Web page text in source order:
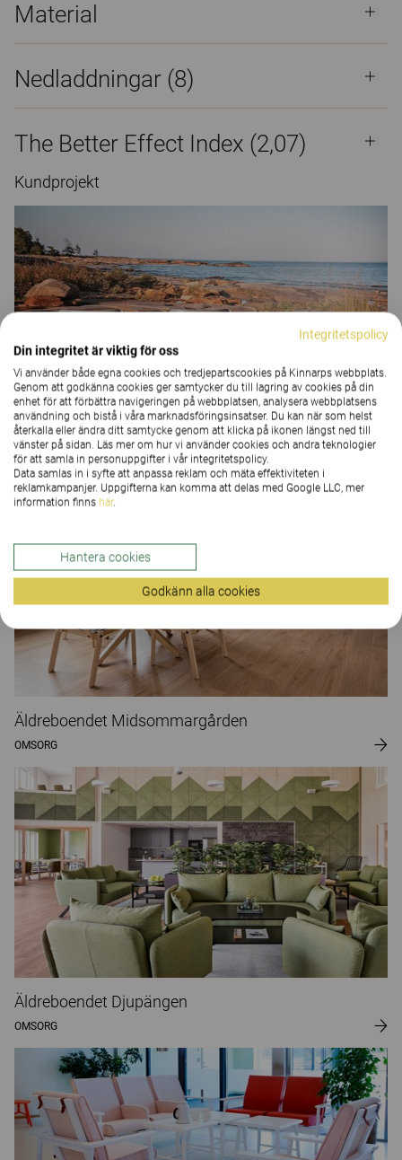
Material
Nedladdningar (8)
The Better Effect Index (2,07)
Kundprojekt
Återbesök Djupängen
OMSORG
Äldreboendet Midsommargården
OMSORG
Äldreboendet Djupängen
OMSORG
Integritetspolicy
Din integritet är viktig för oss
Vi använder både egna cookies och tredjepartscookies på Kinnarps webbplats.
Genom att godkänna cookies ger samtycker du till lagring av cookies på din
enhet för att förbättra navigeringen på webbplatsen, analysera webbplatsens
användning och bistå i våra marknadsföringsinsatser. Du kan när som helst
återkalla eller ändra ditt samtycke genom att klicka på ikonen längst ned till
vänster på sidan. Läs mer om hur vi använder cookies och andra teknologier
för att samla in personuppgifter i vår integritetspolicy.
Data samlas in i syfte att anpassa reklam och mäta effektiviteten i
reklamkampanjer. Uppgifterna kan komma att delas med Google LLC, mer
information finns här.
Hantera cookies
Godkänn alla cookies